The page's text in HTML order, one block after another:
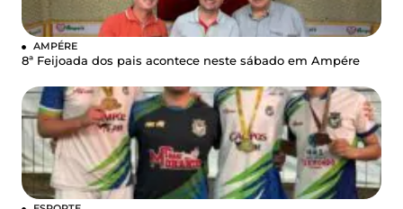
AMPÉRE
8ª Feijoada dos pais acontece neste sábado em Ampére